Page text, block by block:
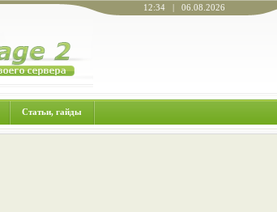
12:34 | 06.08.2026
Статьи, гайды